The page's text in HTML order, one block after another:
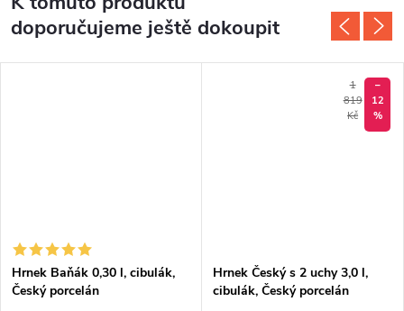
doporučujeme ještě dokoupit
Hrnek Baňák 0,30 l, cibulák,
Český porcelán
1
819
Kč
–
12
%
Hrnek Český s 2 uchy 3,0 l,
cibulák, Český porcelán